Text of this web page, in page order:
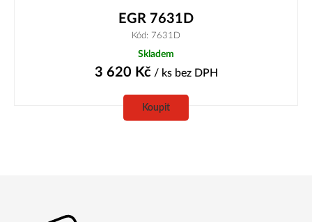
EGR 7631D
Kód: 7631D
Skladem
3 620 Kč/ ks bez DPH
Koupit